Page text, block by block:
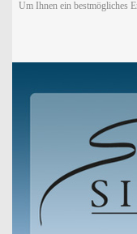
Um Ihnen ein bestmögliches